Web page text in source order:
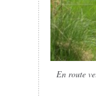
En route